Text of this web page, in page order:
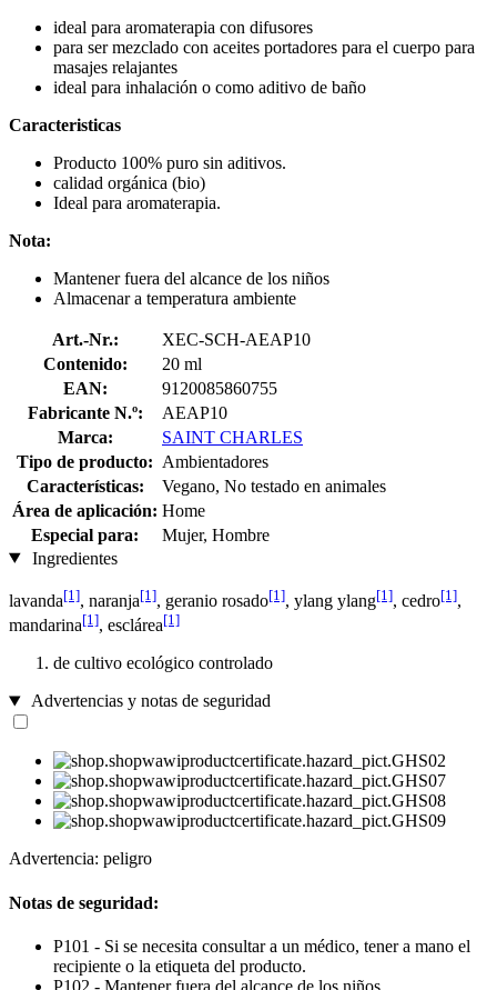
ideal para aromaterapia con difusores
para ser mezclado con aceites portadores para el cuerpo para
masajes relajantes
ideal para inhalación o como aditivo de baño
Caracteristicas
Producto 100% puro sin aditivos.
calidad orgánica (bio)
Ideal para aromaterapia.
Nota:
Mantener fuera del alcance de los niños
Almacenar a temperatura ambiente
Art.-Nr.:
XEC-SCH-AEAP10
Contenido:
20 ml
EAN:
9120085860755
Fabricante N.º:
AEAP10
Marca:
SAINT CHARLES
Tipo de producto: Ambientadores
Características:
Vegano, No testado en animales
Área de aplicación: Home
Especial para:
Mujer, Hombre
Ingredientes
lavanda[1], naranja[1], geranio rosado[1], ylang ylang[1], cedro[1],
mandarina[1], esclárea[1]
de cultivo ecológico controlado
Advertencias y notas de seguridad
Advertencia: peligro
Notas de seguridad:
P101 - Si se necesita consultar a un médico, tener a mano el
recipiente o la etiqueta del producto.
P102 - Mantener fuera del alcance de los niños.